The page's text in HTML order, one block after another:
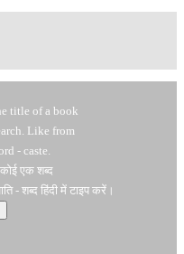
title of a book
Like from
- caste.
एक शब्द
- शब्द हिंदी में टाइप करें।